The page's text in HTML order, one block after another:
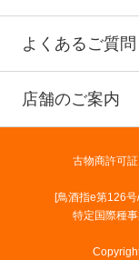
よくあるご質問
店舗のご案内
古物商許可
[鳥酒指e第126
特定国際種